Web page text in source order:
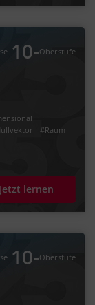
10‐Oberstufe
#Raum
Jetzt lernen
10‐Oberstufe